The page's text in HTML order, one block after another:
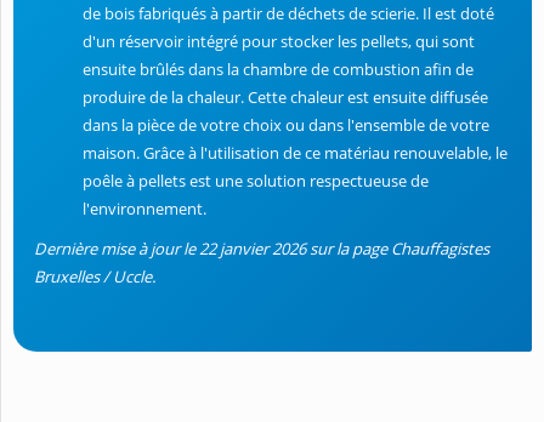
de bois fabriqués à partir de déchets de scierie. Il est doté
d'un réservoir intégré pour stocker les pellets, qui sont
ensuite brûlés dans la chambre de combustion afin de
produire de la chaleur. Cette chaleur est ensuite diffusée
dans la pièce de votre choix ou dans l'ensemble de votre
maison. Grâce à l'utilisation de ce matériau renouvelable, le
poêle à pellets est une solution respectueuse de
l'environnement.
Dernière mise à jour le 22 janvier 2026 sur la page Chauffagistes
Bruxelles / Uccle.